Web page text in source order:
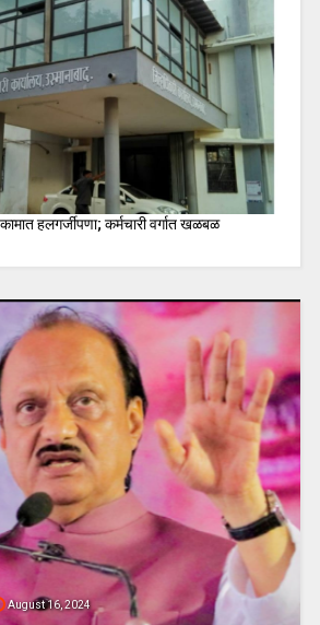
हलगर्जीपणा; कर्मचारी वर्गात खळबळ
August 16, 2024